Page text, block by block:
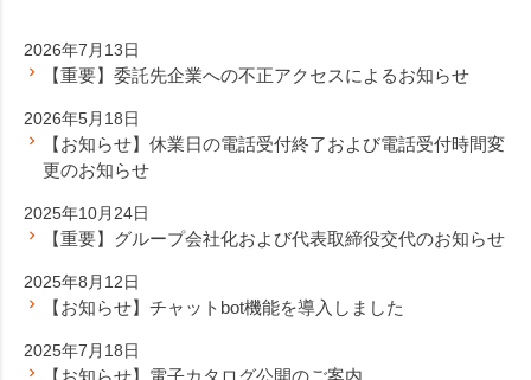
2026年7月13日
【重要】委託先企業への不正アクセスによるお知らせ
2026年5月18日
【お知らせ】休業日の電話受付終了および電話受付時間変
更のお知らせ
2025年10月24日
【重要】グループ会社化および代表取締役交代のお知らせ
2025年8月12日
【お知らせ】チャットbot機能を導入しました
2025年7月18日
【お知らせ】電子カタログ公開のご案内